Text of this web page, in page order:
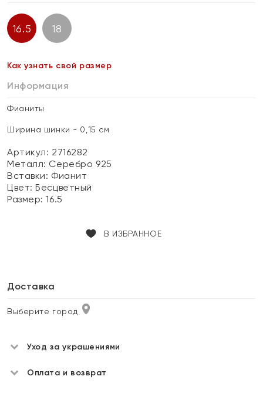
16.5 18
Как узнать свой размер
Информация
Фианиты
Ширина шинки - 0,15 см
Артикул: 2716282
Металл: Серебро 925
Вставки: Фианит
Цвет:Бесцветный
Размер:16.5
В ИЗБРАННОЕ
Доставка
Выберите город
Уход за украшениями
Оплата и возврат